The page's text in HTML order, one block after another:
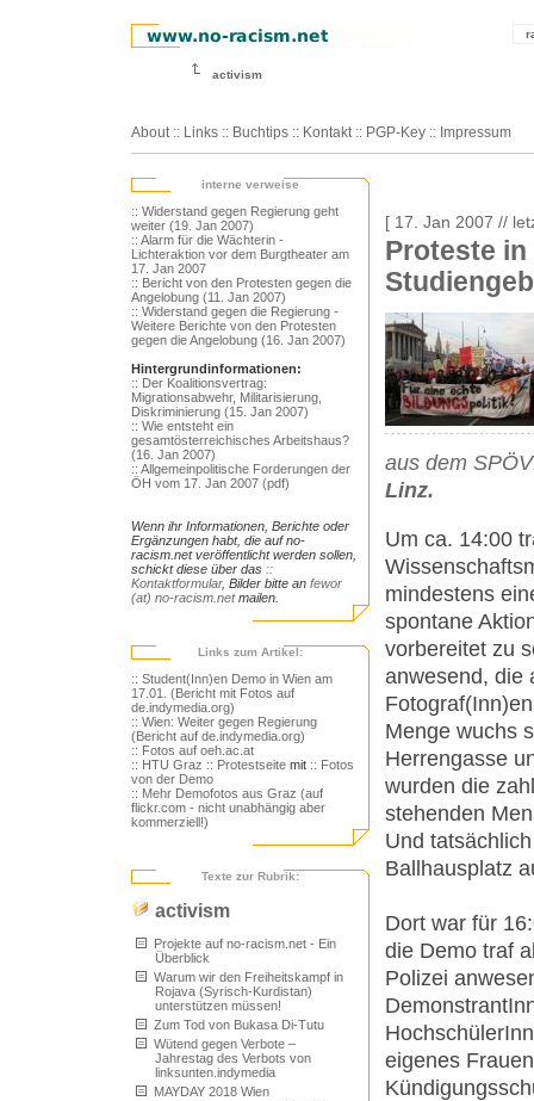
activism
About :: Links :: Buchtips :: Kontakt :: PGP-Key :: Impressum
interne verweise
:: Widerstand gegen Regierung geht
weiter (19. Jan 2007)
:: Alarm für die Wächterin -
Lichteraktion vor dem Burgtheater am
17. Jan 2007
:: Bericht von den Protesten gegen die
Angelobung (11. Jan 2007)
:: Widerstand gegen die Regierung -
Weitere Berichte von den Protesten
gegen die Angelobung (16. Jan 2007)
Hintergrundinformationen:
:: Der Koalitionsvertrag:
Migrationsabwehr, Militarisierung,
Diskriminierung (15. Jan 2007)
:: Wie entsteht ein
gesamtösterreichisches Arbeitshaus?
(16. Jan 2007)
:: Allgemeinpolitische Forderungen der
ÖH vom 17. Jan 2007 (pdf)
Wenn ihr Informationen, Berichte oder
Ergänzungen habt, die auf no-
racism.net veröffentlicht werden sollen,
schickt diese über das ::
Kontaktformular, Bilder bitte an fewor
(at) no-racism.netmailen.
Links zum Artikel:
:: Student(Inn)en Demo in Wien am
17.01. (Bericht mit Fotos auf
de.indymedia.org)
:: Wien: Weiter gegen Regierung
(Bericht auf de.indymedia.org)
:: Fotos auf oeh.ac.at
:: HTU Graz :: Protestseite mit :: Fotos
von der Demo
:: Mehr Demofotos aus Graz (auf
flickr.com - nicht unabhängig aber
kommerziell!)
Texte zur Rubrik:
activism
Projekte auf no-racism.net - Ein
Überblick
Warum wir den Freiheitskampf in
Rojava (Syrisch-Kurdistan)
unterstützen müssen!
Zum Tod von Bukasa Di-Tutu
Wütend gegen Verbote –
Jahrestag des Verbots von
linksunten.indymedia
MAYDAY 2018 Wien
[ 17. Jan 2007 //
Proteste
aus dem
Linz.
Um ca. 14:00
mindestens
spontane
vorbereitet zu
anwesend, die
Menge wuchs
Herrengasse
wurden die
stehenden
Und
Ballhausplatz
Dort war für
die Demo traf
Polizei
eigenes